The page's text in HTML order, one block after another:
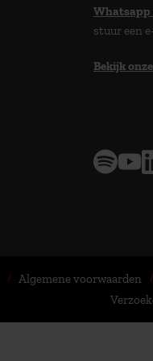
Whatsapp
stuur een
Bekijk
Algemene voorwaarden